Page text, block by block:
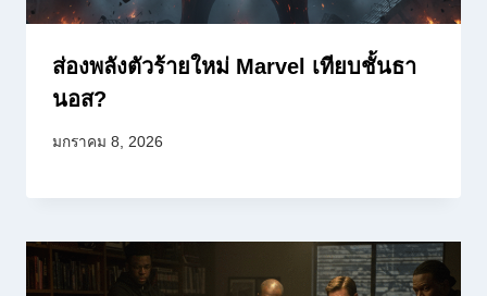
ส่องพลังตัวร้ายใหม่ Marvel เทียบชั้นธา
นอส?
มกราคม 8, 2026